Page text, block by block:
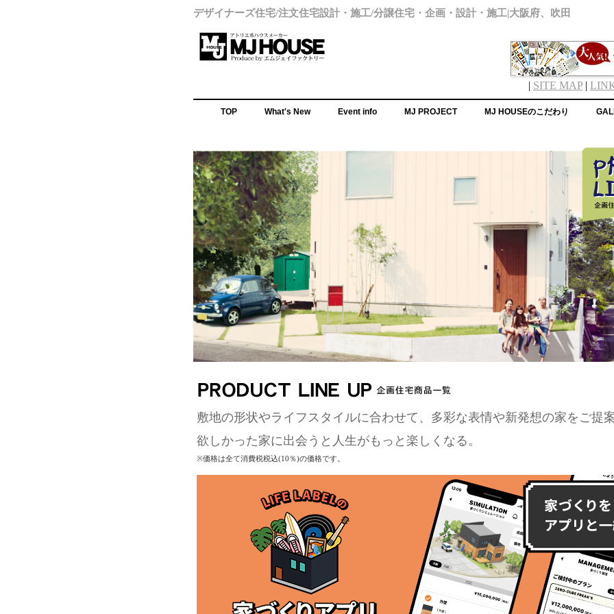
デザイナーズ住宅/注文住宅設計・施工/分譲住宅・企画・設計・施工|大阪府、吹田
| SITE MAP |
TOP What's New Event info MJ PROJECT MJ HOUSEのこだわり
敷地の形状やライフスタイルに合わせて、多彩な表情や新発想の家をご提
欲しかった家に出会うと人生がもっと楽しくなる。
※価格は全て消費税税込(10％)の価格です。